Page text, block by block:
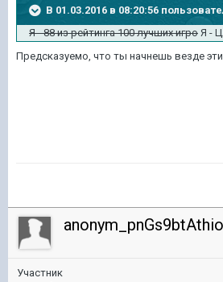
В 01.03.2016 в 08:20:56
Я - 88 из рейтинга 100 лучших игро Я -
Предсказуемо, что ты начнешь везде
anonym_pnGs9btAthio
Участник